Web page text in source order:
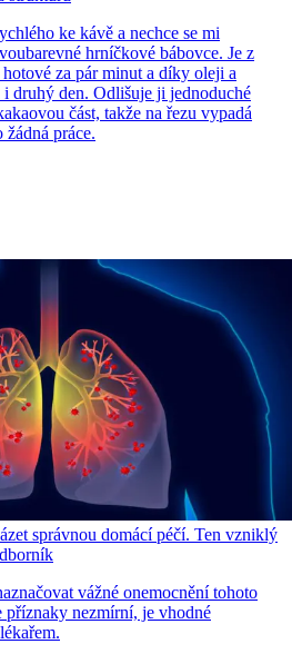
ke kávě a nechce se mi
hrníčkové bábovce. Je z
za pár minut a díky oleji a
druhý den. Odlišuje ji jednoduché
část, takže na řezu vypadá
práce.
správnou domácí péčí. Ten vzniklý
vážné onemocnění tohoto
příznaky nezmírní, je vhodné